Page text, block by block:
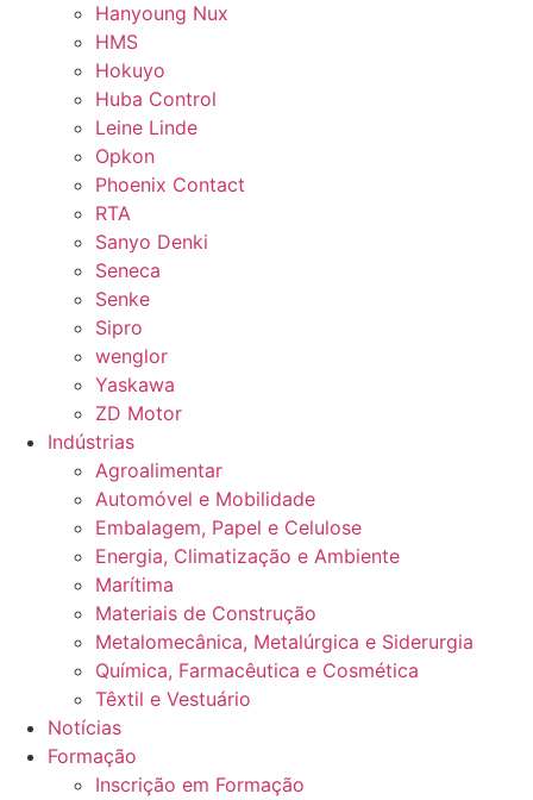
Hanyoung Nux
HMS
Hokuyo
Huba Control
Leine Linde
Opkon
Phoenix Contact
RTA
Sanyo Denki
Seneca
Senke
Sipro
wenglor
Yaskawa
ZD Motor
Indústrias
Agroalimentar
Automóvel e Mobilidade
Embalagem, Papel e Celulose
Energia, Climatização e Ambiente
Marítima
Materiais de Construção
Metalomecânica, Metalúrgica e Siderurgia
Química, Farmacêutica e Cosmética
Têxtil e Vestuário
Notícias
Formação
Inscrição em Formação